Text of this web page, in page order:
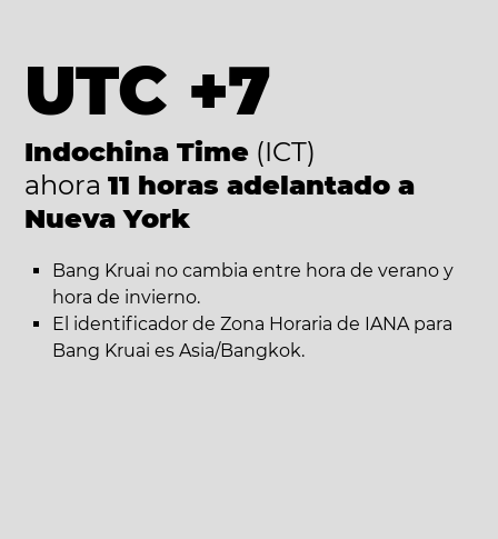
UTC +7
Indochina Time (ICT)
ahora 11 horas adelantado a
Nueva York
Bang Kruai no cambia entre hora de verano y
hora de invierno.
El identificador de Zona Horaria de IANA para
Bang Kruai es Asia/Bangkok.